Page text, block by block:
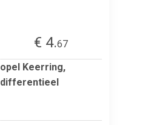
€ 4.67
opel Keerring,
differentieel